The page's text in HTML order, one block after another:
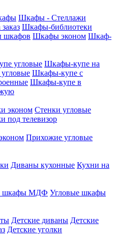
Шкафы - Стеллажи
Шкафы-библиотеки
шкафов Шкафы эконом Шкаф-
угловые Шкафы-купе на
Шкафы-купе с
Шкафы-купе в
эконом Стенки угловые
под телевизор
Прихожие угловые
Диваны кухонные Кухни на
шкафы МДФ Угловые шкафы
Детские диваны Детские
Детские уголки